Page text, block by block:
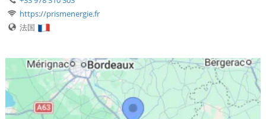
https://prismenergie.fr
法国